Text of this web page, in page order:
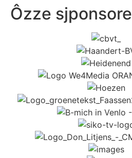
Ôzze sjponsore